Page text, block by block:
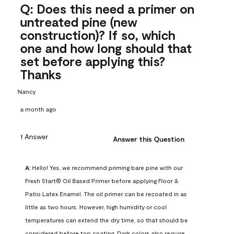
Q: Does this need a primer on
untreated pine (new
construction)? If so, which
one and how long should that
set before applying this?
Thanks
Nancy
a month ago
1 Answer Answer this Question
A: Hello! Yes, we recommend priming bare pine with our
Fresh Start® Oil Based Primer before applying Floor &
Patio Latex Enamel. The oil primer can be recoated in as
little as two hours. However, high humidity or cool
temperatures can extend the dry time, so that should be